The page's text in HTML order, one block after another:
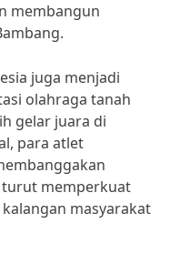
membangun
juga menjadi
olahraga tanah
gelar juara di
para atlet
turut memperkuat
masyarakat